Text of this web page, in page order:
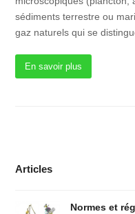
sédiments terrestre ou
gaz naturels qui se
En savoir plus
Articles
Normes et